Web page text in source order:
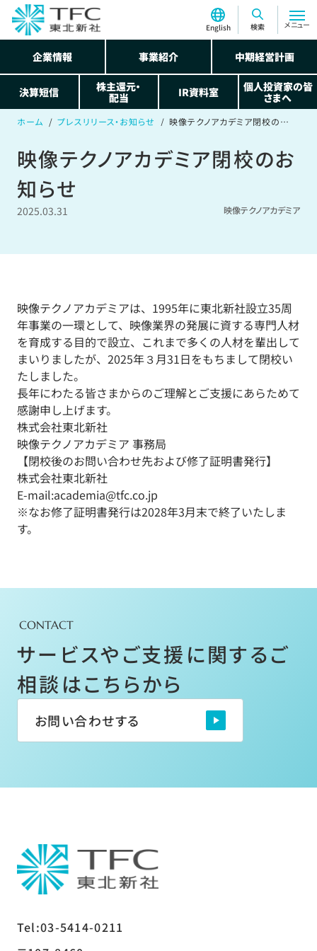
English 検索 メニュー
企業情報 事業紹介 中期経営計画
決算短信
株主還元・
配当
IR資料室
個人投資家の皆
さまへ
ホーム プレスリリース・お知らせ 映像テクノアカデミア閉校のお知らせ
映像テクノアカデミア閉校のお
知らせ
2025.03.31 映像テクノアカデミア
映像テクノアカデミアは、1995年に東北新社設立35周
年事業の一環として、映像業界の発展に資する専門人材
を育成する目的で設立、これまで多くの人材を輩出して
まいりましたが、2025年３月31日をもちまして閉校い
たしました。
長年にわたる皆さまからのご理解とご支援にあらためて
感謝申し上げます。
株式会社東北新社
映像テクノアカデミア 事務局
【閉校後のお問い合わせ先および修了証明書発行】
株式会社東北新社
E-mail:academia@tfc.co.jp
※なお修了証明書発行は2028年3月末で終了いたしま
す。
CONTACT
サービスやご支援に関するご
相談はこちらから
お問い合わせする
Tel:03-5414-0211